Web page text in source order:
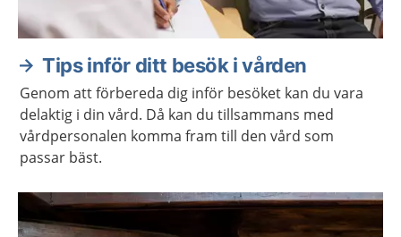
Tips inför ditt besök i vården
Genom att förbereda dig inför besöket kan du vara
delaktig i din vård. Då kan du tillsammans med
vårdpersonalen komma fram till den vård som
passar bäst.